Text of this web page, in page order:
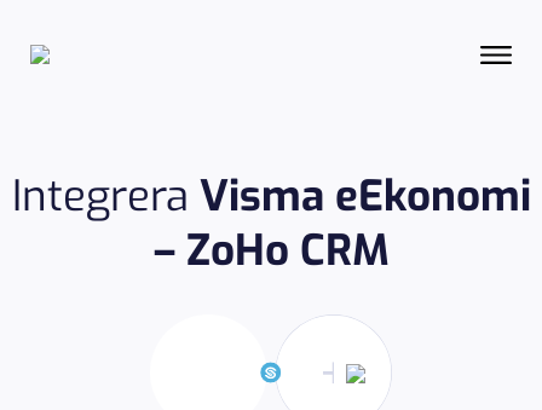
Integrera Visma eEkonomi
– ZoHo CRM